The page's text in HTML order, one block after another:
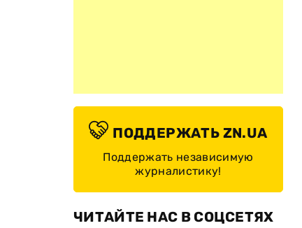
ПОДДЕРЖАТЬ ZN.UA
Поддержать независимую
журналистику!
ЧИТАЙТЕ НАС В СОЦСЕТЯХ